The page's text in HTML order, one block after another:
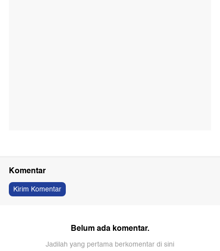
Komentar
Kirim Komentar
Belum ada komentar.
Jadilah yang pertama berkomentar di sini